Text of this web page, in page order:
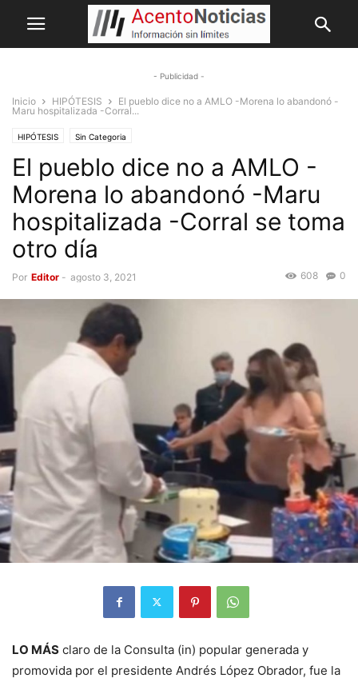
- Publicidad -
Inicio HIPÓTESIS
El pueblo dice no a AMLO -Morena lo abandonó -
Maru hospitalizada -Corral...
HIPÓTESIS Sin Categoria
El pueblo dice no a AMLO -
Morena lo abandonó -Maru
hospitalizada -Corral se toma
otro día
Por Editor - agosto 3, 2021 0
608
LO MÁS claro de la Consulta (in) popular generada y
promovida por el presidente Andrés López Obrador, fue la